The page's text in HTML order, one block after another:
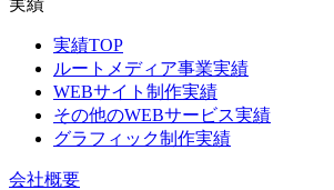
実績TOP
ルートメディア事業実績
WEBサイト制作実績
その他のWEBサービス実績
グラフィック制作実績
会社概要